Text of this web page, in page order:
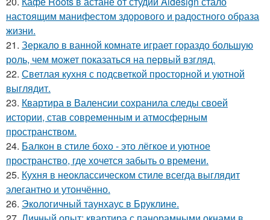
настоящим манифестом здорового и радостного образа
жизни.
21. Зеркало в ванной комнате играет гораздо большую
роль, чем может показаться на первый взгляд.
22. Светлая кухня с подсветкой просторной и уютной
выглядит.
23. Квартира в Валенсии сохранила следы своей
истории, став современным и атмосферным
пространством.
24. Балкон в стиле бохо - это лёгкое и уютное
пространство, где хочется забыть о времени.
25. Кухня в неоклассическом стиле всегда выглядит
элегантно и утончённо.
26. Экологичный таунхаус в Бруклине.